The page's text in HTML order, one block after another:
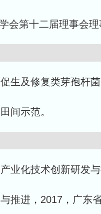
会第十二届理事会理
生及修复类芽孢杆
间示范。
业化技术创新研发
推进，2017，广东